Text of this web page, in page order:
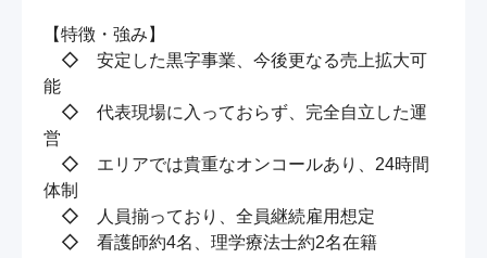
【特徴・強み】
◇　安定した黒字事業、今後更なる売上拡大可
能
◇　代表現場に入っておらず、完全自立した運
営
◇　エリアでは貴重なオンコールあり、24時間
体制
◇　人員揃っており、全員継続雇用想定
◇　看護師約4名、理学療法士約2名在籍